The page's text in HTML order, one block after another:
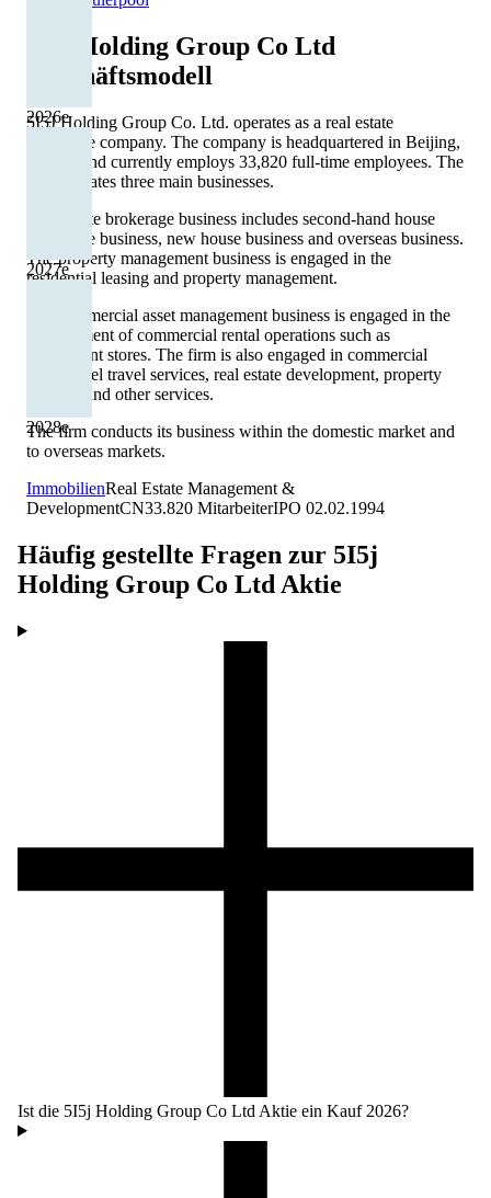
2026e
2027e
2028e
5I5j Holding Group Co Ltd
Geschäftsmodell
5I5J Holding Group Co. Ltd. operates as a real estate
brokerage company. The company is headquartered in Beijing,
Beijing and currently employs 33,820 full-time employees. The
firm operates three main businesses.
Real estate brokerage business includes second-hand house
brokerage business, new house business and overseas business.
The property management business is engaged in the
residential leasing and property management.
The commercial asset management business is engaged in the
management of commercial rental operations such as
department stores. The firm is also engaged in commercial
retail, hotel travel services, real estate development, property
services and other services.
The firm conducts its business within the domestic market and
to overseas markets.
ImmobilienReal Estate Management &
DevelopmentCN33.820 MitarbeiterIPO 02.02.1994
Häufig gestellte Fragen zur 5I5j
Holding Group Co Ltd Aktie
Ist die 5I5j Holding Group Co Ltd Aktie ein Kauf 2026?